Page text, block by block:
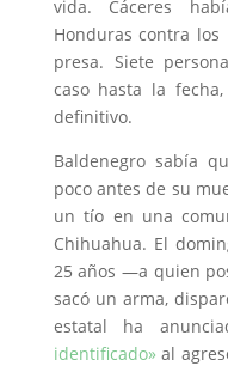
vida. Cáceres
Honduras contra
presa. Siete
caso hasta la
definitivo.
Baldenegro sabía
poco antes de su
un tío en una
Chihuahua. El
25 años —a quien
sacó un arma,
estatal ha
identificado» al